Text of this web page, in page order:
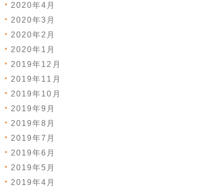
2020年4月
2020年3月
2020年2月
2020年1月
2019年12月
2019年11月
2019年10月
2019年9月
2019年8月
2019年7月
2019年6月
2019年5月
2019年4月